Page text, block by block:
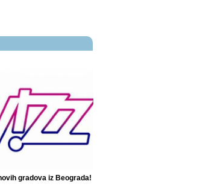
gradova iz Beograda!